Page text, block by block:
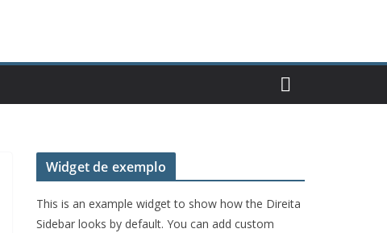
Widget de exemplo
This is an example widget to show how the Direita
Sidebar looks by default. You can add custom